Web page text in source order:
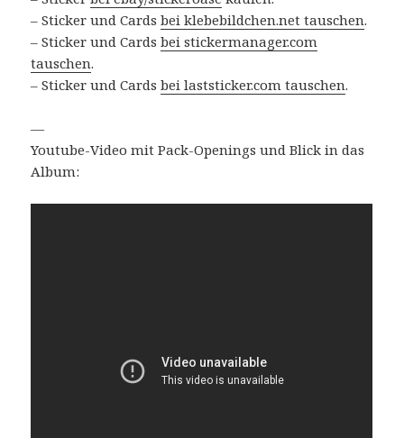
– Sticker und Cardsbei klebebildchen.net tauschen.
– Sticker und Cardsbei stickermanager.com
tauschen.
– Sticker und Cardsbei laststicker.com tauschen.
—
Youtube-Video mit Pack-Openings und Blick in das
Album: